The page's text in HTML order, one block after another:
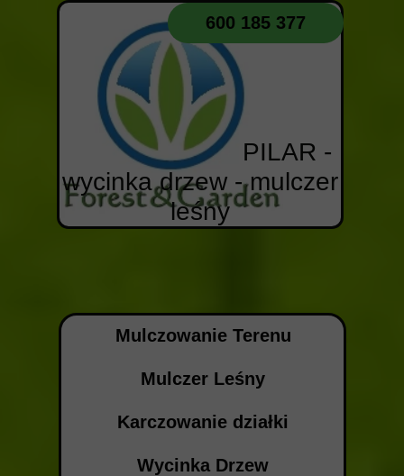
600 185 377
PILAR -
wycinka drzew - mulczer
leśny
Mulczowanie Terenu
Mulczer Leśny
Karczowanie działki
Wycinka Drzew